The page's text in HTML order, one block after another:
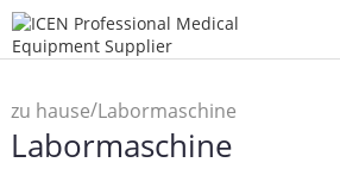
zu hause/Labormaschine
Labormaschine